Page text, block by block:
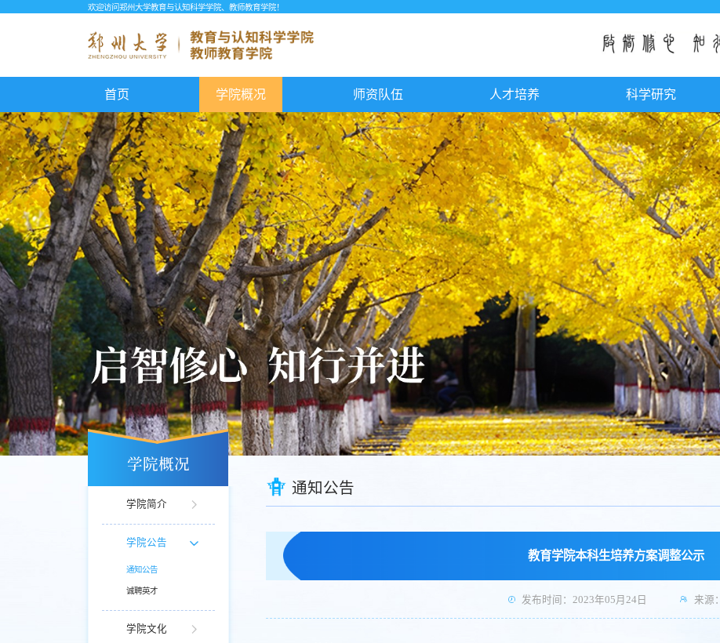
欢迎访问郑州大学教育与认知科学学院、教师教育学院！
首页 学院概况 师资队伍 人才培养 科学研究
学院概况
学院简介
学院公告
通知公告
诚聘英才
学院文化
通知公告
教育学院本科生培养方案调整公示
发布时间：2023年05月24日 来源：